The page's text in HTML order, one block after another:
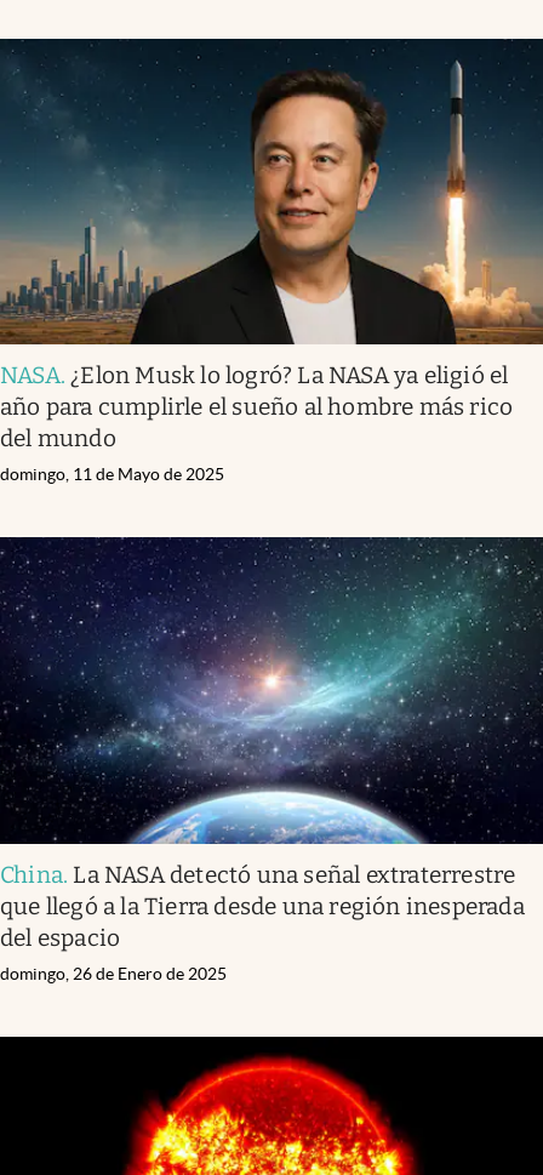
NASA. ¿Elon Musk lo logró? La NASA ya eligió el
año para cumplirle el sueño al hombre más rico
del mundo
domingo, 11 de Mayo de 2025
China. La NASA detectó una señal extraterrestre
que llegó a la Tierra desde una región inesperada
del espacio
domingo, 26 de Enero de 2025